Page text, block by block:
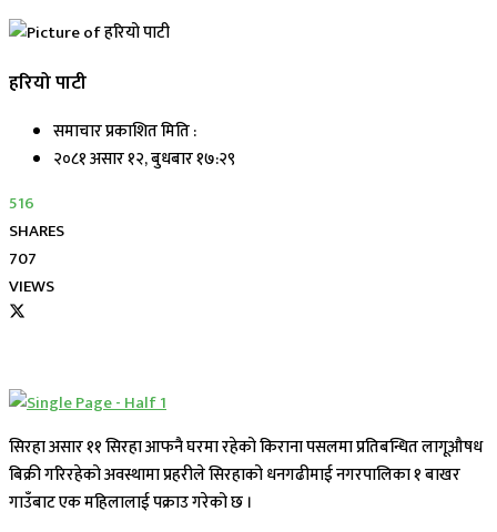
हरियो पाटी
समाचार प्रकाशित मिति :
२०८१ असार १२, बुधबार १७:२९
516
SHARES
707
VIEWS
सिरहा असार ११ सिरहा आफनै घरमा रहेको किराना पसलमा प्रतिबन्धित लागूऔषध
बिक्री गरिरहेको अवस्थामा प्रहरीले सिरहाको धनगढीमाई नगरपालिका १ बाखर
गाउँबाट एक महिलालाई पक्राउ गरेको छ ।